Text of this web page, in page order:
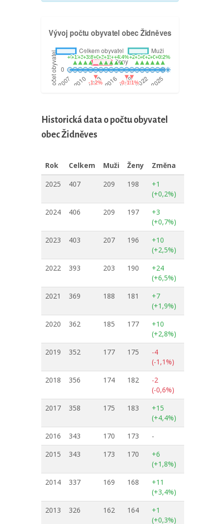
Historická data o počtu obyvatel
obec Židněves
Rok Celkem Muži Ženy
Změna
2025
407 209 198
+1
(+0,2%)
2024
406 209 197
+3
(+0,7%)
2023
403 207 196
+10
(+2,5%)
2022
393 203 190
+24
(+6,5%)
2021
369 188 181
+7
(+1,9%)
2020
362 185 177
+10
(+2,8%)
2019
352 177 175
-4
(-1,1%)
2018
356 174 182
-2
(-0,6%)
2017
358 175 183
+15
(+4,4%)
2016
343 170 173
-
2015
343 173 170
+6
(+1,8%)
2014
337 169 168
+11
(+3,4%)
2013
326 162 164
+1
(+0,3%)